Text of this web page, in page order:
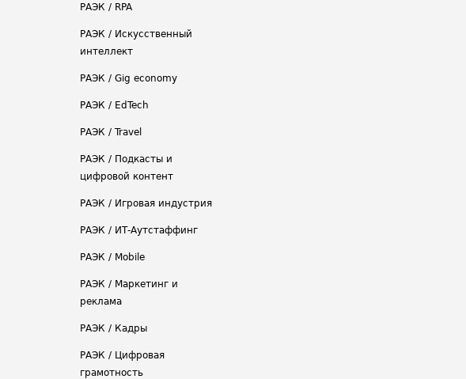
РАЭК / RPA
РАЭК / Искусственный
интеллект
РАЭК / Gig economy
РАЭК / EdTech
РАЭК / Travel
РАЭК / Подкасты и
цифровой контент
РАЭК / Игровая индустрия
РАЭК / ИТ-Аутстаффинг
РАЭК / Mobile
РАЭК / Маркетинг и
реклама
РАЭК / Кадры
РАЭК / Цифровая
грамотность